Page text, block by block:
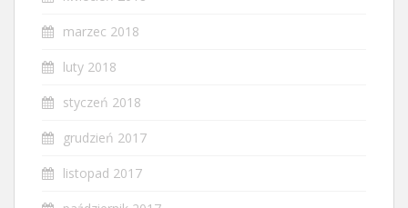
marzec 2018
luty 2018
styczeń 2018
grudzień 2017
listopad 2017